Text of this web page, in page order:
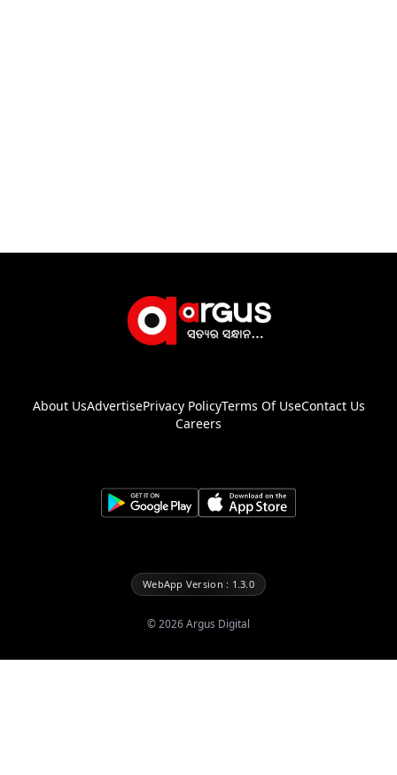
About UsAdvertisePrivacy PolicyTerms Of UseContact Us
Careers
WebApp Version : 1.3.0
©2026Argus Digital